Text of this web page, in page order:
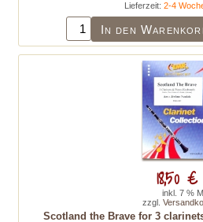
Lieferzeit: 2-4
In den
Scotland the Brave for 3
18,50 €
inkl. 7 %
zzgl.